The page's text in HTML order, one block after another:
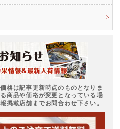
格は記事更新時点のものとなりま
商品や価格が変更となっている場
掲載店舗までお問合わせ下さい。